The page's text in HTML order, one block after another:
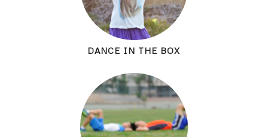
DANCE IN THE BOX